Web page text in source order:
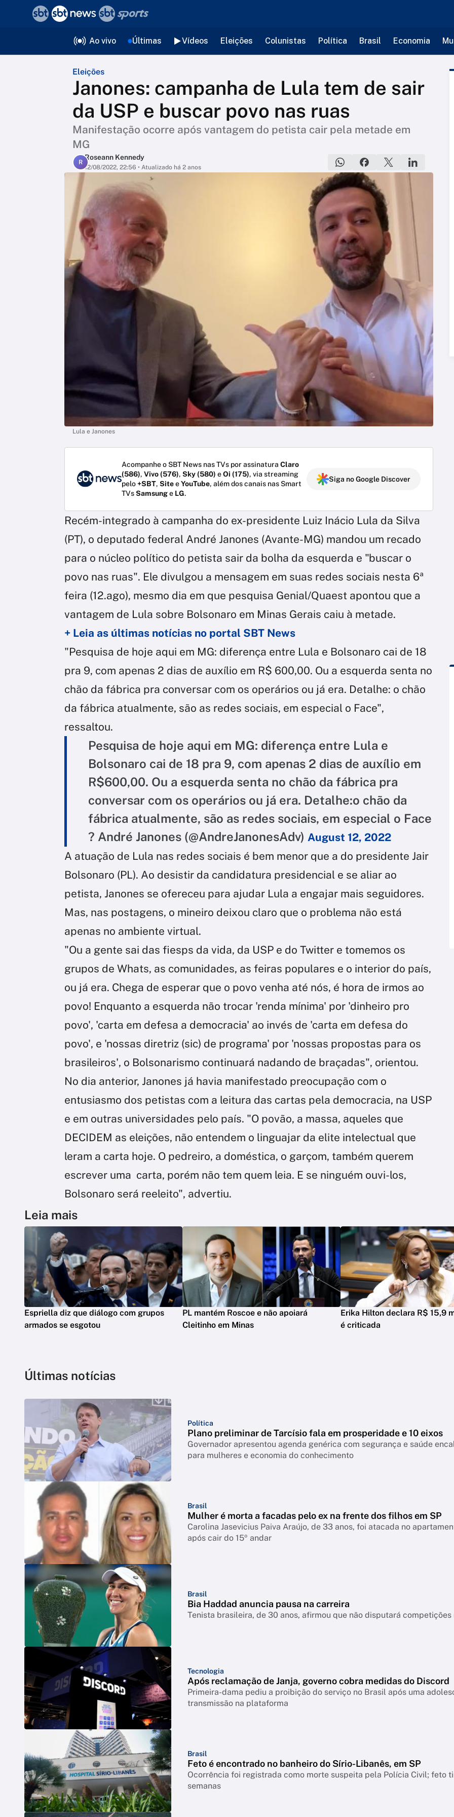
Ao vivo Últimas Vídeos Eleições Colunistas Política Brasil Economia
Eleições
Janones: campanha de Lula tem de sair
da USP e buscar povo nas ruas
Manifestação ocorre após vantagem do petista cair pela metade em
MG
R
Roseann Kennedy
12/08/2022, 22:56 • Atualizado há 2 anos
Lula e Janones
Acompanhe o SBT News nas TVs por assinatura Claro
(586), Vivo (576), Sky (580) eOi (175), via streaming
pelo+SBT, SiteeYouTube, além dos canais nas Smart
TVsSamsunge LG.
Siga no Google Discover
Recém-integrado à campanha do ex-presidente Luiz Inácio Lula da Silva
(PT), o deputado federal André Janones (Avante-MG) mandou um recado
para o núcleo político do petista sair da bolha da esquerda e "buscar o
povo nas ruas". Ele divulgou a mensagem em suas redes sociais nesta 6ª
feira (12.ago), mesmo dia em que pesquisa Genial/Quaest apontou que a
vantagem de Lula sobre Bolsonaro em Minas Gerais caiu à metade.
+ Leia as últimas notícias no portal SBT News
"Pesquisa de hoje aqui em MG: diferença entre Lula e Bolsonaro cai de 18
pra 9, com apenas 2 dias de auxílio em R$ 600,00. Ou a esquerda senta no
chão da fábrica pra conversar com os operários ou já era. Detalhe: o chão
da fábrica atualmente, são as redes sociais, em especial o Face",
ressaltou.
Pesquisa de hoje aqui em MG: diferença entre Lula e
Bolsonaro cai de 18 pra 9, com apenas 2 dias de auxílio em
R$600,00. Ou a esquerda senta no chão da fábrica pra
conversar com os operários ou já era. Detalhe:o chão da
fábrica atualmente, são as redes sociais, em especial o Face
? André Janones (@AndreJanonesAdv) August 12, 2022
A atuação de Lula nas redes sociais é bem menor que a do presidente Jair
Bolsonaro (PL). Ao desistir da candidatura presidencial e se aliar ao
petista, Janones se ofereceu para ajudar Lula a engajar mais seguidores.
Mas, nas postagens, o mineiro deixou claro que o problema não está
apenas no ambiente virtual.
"Ou a gente sai das fiesps da vida, da USP e do Twitter e tomemos os
grupos de Whats, as comunidades, as feiras populares e o interior do país,
ou já era. Chega de esperar que o povo venha até nós, é hora de irmos ao
povo! Enquanto a esquerda não trocar 'renda mínima' por 'dinheiro pro
povo', 'carta em defesa a democracia' ao invés de 'carta em defesa do
povo', e 'nossas diretriz (sic) de programa' por 'nossas propostas para os
brasileiros', o Bolsonarismo continuará nadando de braçadas", orientou.
No dia anterior, Janones já havia manifestado preocupação com o
entusiasmo dos petistas com a leitura das cartas pela democracia, na USP
e em outras universidades pelo país. "O povão, a massa, aqueles que
DECIDEM as eleições, não entendem o linguajar da elite intelectual que
leram a carta hoje. O pedreiro, a doméstica, o garçom, também querem
escrever uma carta, porém não tem quem leia. E se ninguém ouvi-los,
Bolsonaro será reeleito", advertiu.
Leia mais
Espriella diz que diálogo com grupos
armados se esgotou
PL mantém Roscoe e não apoiará
Cleitinho em Minas
Erika Hilton declara R$ 15,9
é criticada
Últimas notícias
Política
Plano preliminar de Tarcísio fala em prosperidade e 10 eixos
Governador apresentou agenda genérica com segurança e saúde
para mulheres e economia do conhecimento
Brasil
Mulher é morta a facadas pelo ex na frente dos filhos em SP
Carolina Jasevicius Paiva Araújo, de 33 anos, foi atacada no
após cair do 15º andar
Brasil
Bia Haddad anuncia pausa na carreira
Tenista brasileira, de 30 anos, afirmou que não disputará
Tecnologia
Após reclamação de Janja, governo cobra medidas do Discord
Primeira-dama pediu a proibição do serviço no Brasil após uma
transmissão na plataforma
Brasil
Feto é encontrado no banheiro do Sírio-Libanês, em SP
Ocorrência foi registrada como morte suspeita pela Polícia Civil; feto
semanas
voltar
Editorias